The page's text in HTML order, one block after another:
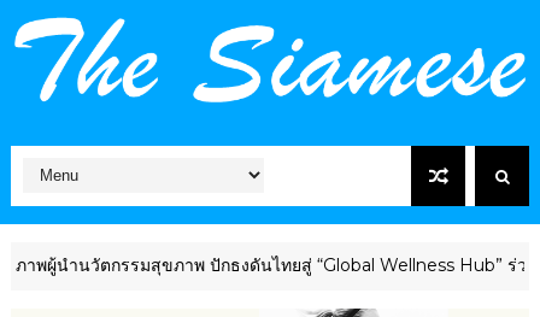
นวัตกรรมสุขภาพ ปักธงดันไทยสู่ “Global Wellness Hub” ร่วมเวที